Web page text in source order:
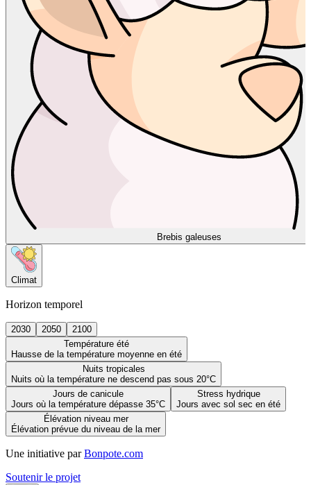
Brebis galeuses
Climat
Horizon temporel
2030 2050
2100
Température été
Hausse de la température moyenne en été
Nuits tropicales
Nuits où la température ne descend pas sous 20°C
Jours de canicule
Jours où la température dépasse 35°C
Stress hydrique
Jours avec sol sec en été
Élévation niveau mer
Élévation prévue du niveau de la mer
Une initiative par Bonpote.com
Soutenir le projet